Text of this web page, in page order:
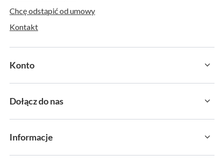
Chcę odstąpić od umowy
Kontakt
Konto
Dołącz do nas
Informacje